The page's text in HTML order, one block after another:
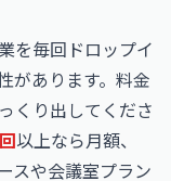
を毎回ドロップイ
があります。料金
くり出してくださ
以上なら月額、
スや会議室プラン